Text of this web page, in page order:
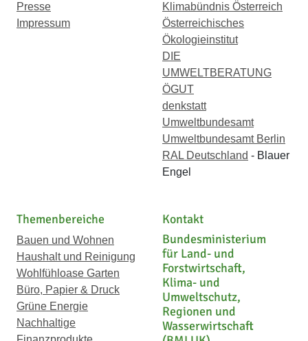
Presse
Impressum
Klimabündnis Österreich
Österreichisches
Ökologieinstitut
DIE
UMWELTBERATUNG
ÖGUT
denkstatt
Umweltbundesamt
Umweltbundesamt Berlin
RAL Deutschland - Blauer
Engel
Themenbereiche
Bauen und Wohnen
Haushalt und Reinigung
Wohlfühloase Garten
Büro, Papier & Druck
Grüne Energie
Nachhaltige
Kontakt
Bundesministerium
für Land- und
Forstwirtschaft,
Klima- und
Umweltschutz,
Regionen und
Wasserwirtschaft